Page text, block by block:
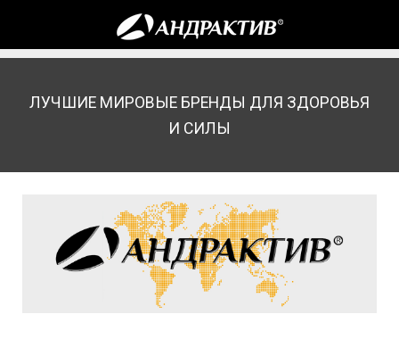
ЛУЧШИЕ МИРОВЫЕ БРЕНДЫ ДЛЯ ЗДОРОВЬЯ
И СИЛЫ